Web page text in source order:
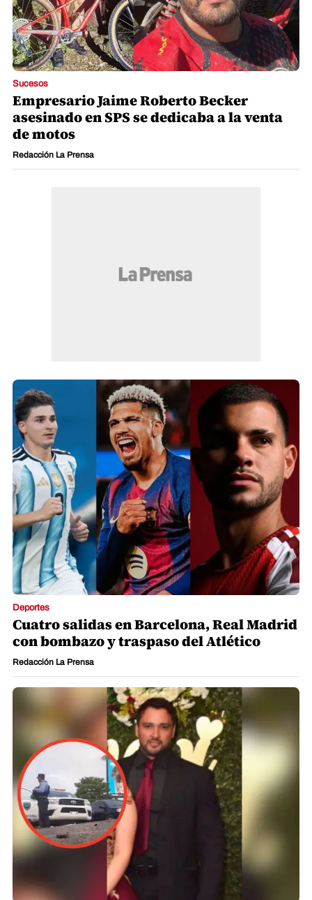
Sucesos
Empresario Jaime Roberto Becker
asesinado en SPS se dedicaba a la venta
de motos
Redacción La Prensa
Deportes
Cuatro salidas en Barcelona, Real Madrid
con bombazo y traspaso del Atlético
Redacción La Prensa